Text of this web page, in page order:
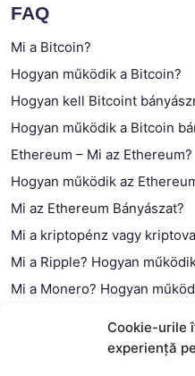
Cookie-urile
experiență
FAQ
Mi a Bitcoin?
Hogyan működik a Bitcoin?
Hogyan kell Bitcoint
Hogyan működik a Bitcoin
Ethereum – Mi az Ethereum?
Hogyan működik az
Mi az Ethereum Bányászat?
Mi a kriptopénz vagy
Mi a Ripple? Hogyan
Mi a Monero? Hogyan
Mi a blokklánc (technológia)?